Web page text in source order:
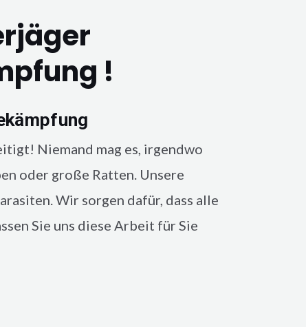
!
Niemand mag es, irgendwo
oder große Ratten. Unsere
Wir sorgen dafür, dass alle
Sie uns diese Arbeit für Sie